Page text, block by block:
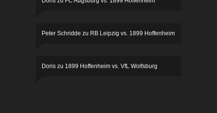
Peter Schridde zu RB Leipzig vs. 1899 Hoffenheim
Doris zu 1899 Hoffenheim vs. VfL Wolfsburg